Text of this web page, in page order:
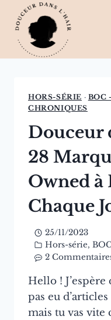
Aller
contenu
HORS-SÉRIE · BOC
CHRONIQUES
Douceur
28
Owned
Chaque
25/11/2023
Hors-série,
2
Hello ! J’espère
pas eu
mais tu vas